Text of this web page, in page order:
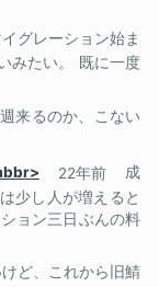
グレーション始ま
みたい。 既に一度
来るのか、こない
22年前
成
少し人が増えると
ョン三日ぶんの料
ど、これから旧鯖